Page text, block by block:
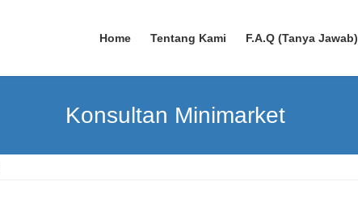
Home Tentang Kami F.A.Q (Tanya Jawab)
Konsultan Minimarket